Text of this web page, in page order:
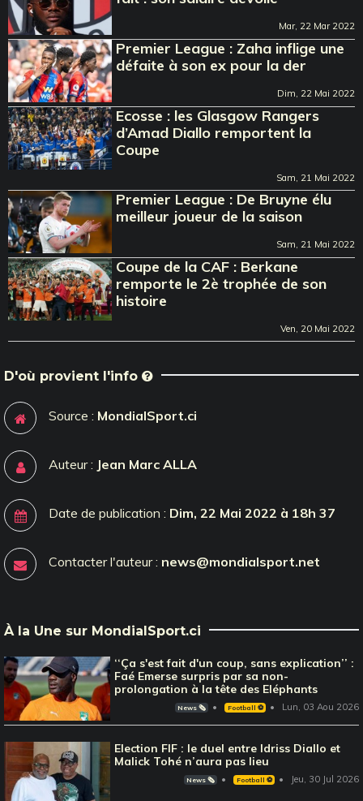
Mar, 22 Mar 2022
Premier League : Zaha inflige une
défaite à son ex pour la der
Dim, 22 Mai 2022
Ecosse : les Glasgow Rangers
d’Amad Diallo remportent la
Coupe
Sam, 21 Mai 2022
Premier League : De Bruyne élu
meilleur joueur de la saison
Sam, 21 Mai 2022
Coupe de la CAF : Berkane
remporte le 2è trophée de son
histoire
Ven, 20 Mai 2022
D'où provient l'info
Source : MondialSport.ci
Auteur : Jean Marc ALLA
Date de publication : Dim, 22 Mai 2022 à 18h 37
Contacter l'auteur : news@mondialsport.net
À la Une sur MondialSport.ci
‘‘Ça s'est fait d'un coup, sans explication’’ :
Faé Emerse surpris par sa non-
prolongation à la tête des Eléphants
News 🗞️ Football ⚽️ Lun, 03 Aou 2026
Election FIF : le duel entre Idriss Diallo et
Malick Tohé n’aura pas lieu
News 🗞️ Football ⚽️ Jeu, 30 Jul 2026